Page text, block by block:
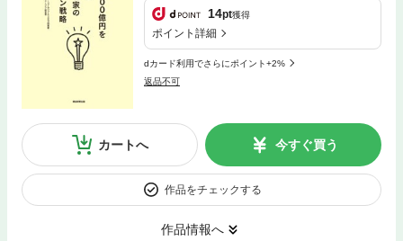
14pt獲得
ポイント詳細
dカード利用でさらにポイント+2%
返品不可
カートへ 今すぐ買う
作品をチェックする
作品情報へ